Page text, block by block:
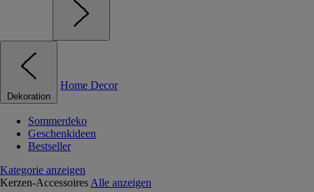
Dekoration
Home Decor
Sommerdeko
Geschenkideen
Bestseller
Kategorie anzeigen
Kerzen-Accessoires Alle anzeigen